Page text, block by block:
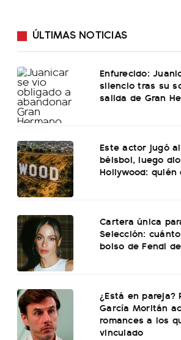
ÚLTIMAS NOTICIAS
Enfurecido:
silencio tras su
salida de Gran
Este actor jugó
béisbol, luego
Hollywood: quién
Cartera única
Selección:
bolso de Fendi
¿Está en pareja?
García Moritán
romances a los
vinculado